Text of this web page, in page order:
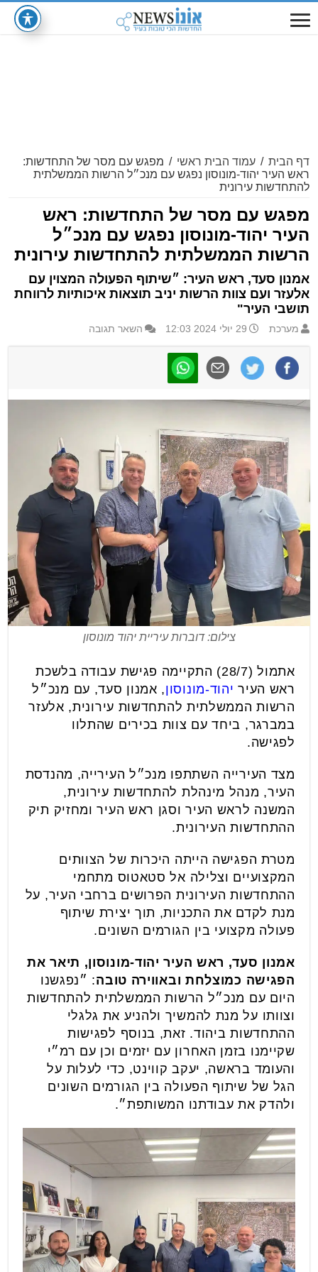
דף הבית / עמוד הבית ראשי / מפגש עם מסר של התחדשות:
ראש העיר יהוד-מונוסון נפגש עם מנכ״ל הרשות הממשלתית
להתחדשות עירונית
מפגש עם מסר של התחדשות: ראש
העיר יהוד-מונוסון נפגש עם מנכ״ל
הרשות הממשלתית להתחדשות עירונית
אמנון סעד, ראש העיר: ״שיתוף הפעולה המצוין עם
אלעזר ועם צוות הרשות יניב תוצאות איכותיות לרווחת
תושבי העיר"
מערכת 29 יולי 2024 12:03 השאר תגובה
צילום: דוברות עיריית יהוד מונוסון
אתמול (28/7) התקיימה פגישת עבודה בלשכת
ראש העיר יהוד-מונוסון, אמנון סעד, עם מנכ״ל
הרשות הממשלתית להתחדשות עירונית, אלעזר
במברגר, ביחד עם צוות בכירים שהתלוו
לפגישה.
מצד העירייה השתתפו מנכ״ל העירייה, מהנדסת
העיר, מנהל מינהלת להתחדשות עירונית,
המשנה לראש העיר וסגן ראש העיר ומחזיק תיק
ההתחדשות העירונית.
מטרת הפגישה הייתה היכרות של הצוותים
המקצועיים וצלילה אל סטאטוס מתחמי
ההתחדשות העירונית הפרושים ברחבי העיר, על
מנת לקדם את התכניות, תוך יצירת שיתוף
פעולה מקצועי בין הגורמים השונים.
אמנון סעד, ראש העיר יהוד-מונוסון, תיאר את
הפגישה כמוצלחת ובאווירה טובה: ״נפגשנו
היום עם מנכ״ל הרשות הממשלתית להתחדשות
וצוותו על מנת להמשיך ולהניע את גלגלי
ההתחדשות ביהוד. זאת, בנוסף לפגישות
שקיימנו בזמן האחרון עם יזמים וכן עם רמ״י
והעומד בראשה, יעקב קווינט, כדי לעלות על
הגל של שיתוף הפעולה בין הגורמים השונים
ולהדק את עבודתנו המשותפת״.